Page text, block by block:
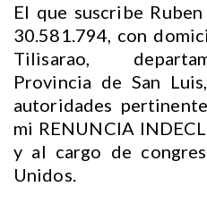
El que suscribe
30.581.794, con
Tilisarao,
Provincia de San
autoridades
mi RENUNCIA
y al cargo de
Unidos.